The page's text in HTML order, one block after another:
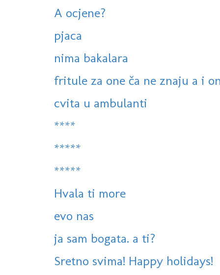
A ocjene?
pjaca
nima bakalara
fritule za one ča ne znaju a i
cvita u ambulanti
****
*****
*****
Hvala ti more
evo nas
ja sam bogata. a ti?
Sretno svima! Happy holidays!